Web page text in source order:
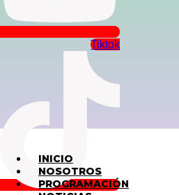
Tiktok
INICIO
NOSOTROS
PROGRAMACIÓN